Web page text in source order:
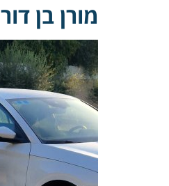
מורן בן דור